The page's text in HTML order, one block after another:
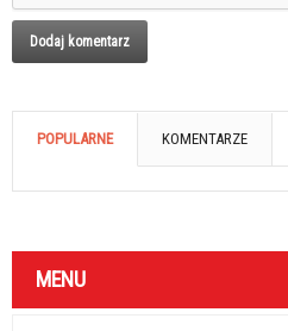
POPULARNE KOMENTARZE
MENU